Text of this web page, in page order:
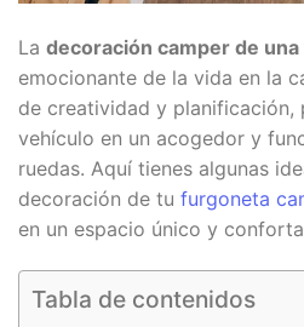
La decoración camper de
emocionante de la vida en la
de creatividad y planificación,
vehículo en un acogedor y
ruedas. Aquí tienes algunas
decoración de tu furgoneta
en un espacio único y
Tabla de contenidos